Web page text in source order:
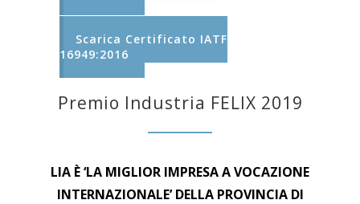
Scarica Certificato IATF
16949:2016
Premio Industria FELIX 2019
LIA È ‘LA MIGLIOR IMPRESA A VOCAZIONE
INTERNAZIONALE’ DELLA PROVINCIA DI